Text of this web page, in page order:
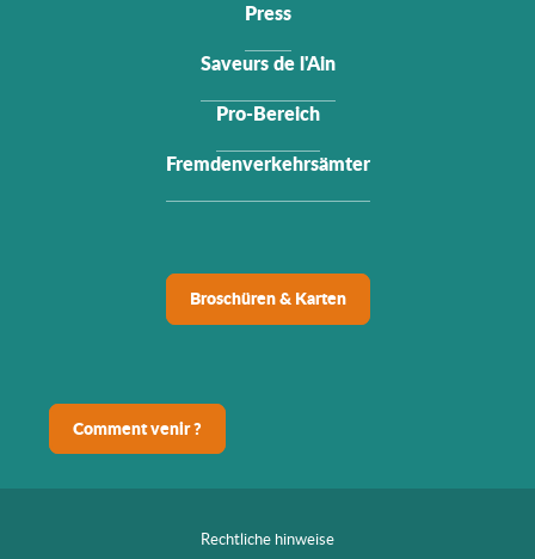
Press
Saveurs de l'Ain
Pro-Bereich
Fremdenverkehrsämter
Broschüren & Karten
Comment venir ?
Rechtliche hinweise